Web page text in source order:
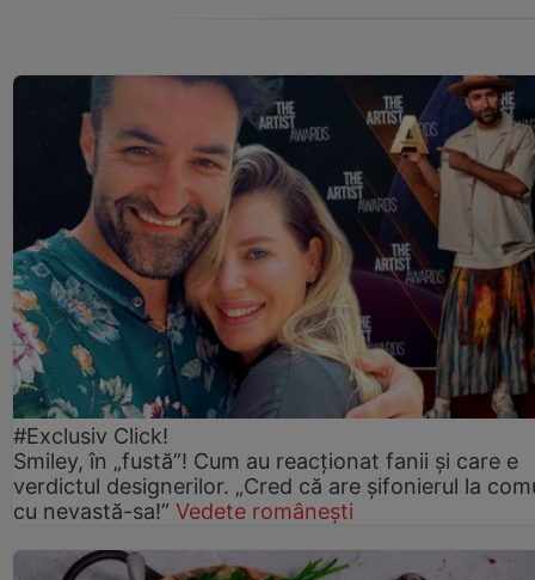
#Exclusiv Click!
Smiley, în „fustă”! Cum au reacționat fanii și care e
verdictul designerilor. „Cred că are șifonierul la
cu nevastă-sa!” Vedete românești